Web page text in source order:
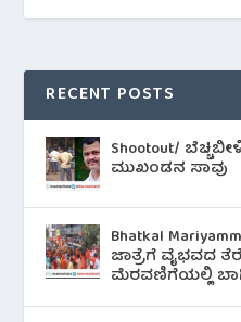
RECENT POSTS
Shootout/
ಮುಖಂಡನ ಸಾವು
Bhatkal
ಜಾತ್ರೆಗೆ ವೈಭವದ
ಮೆರವಣಿಗೆಯಲ್ಲಿ